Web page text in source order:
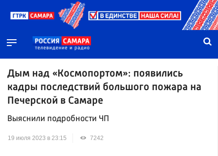
Дым над «Космопортом»: появились
кадры последствий большого пожара на
Печерской в Самаре
Выяснили подробности ЧП
19 июля 2023 в 23:15 7242